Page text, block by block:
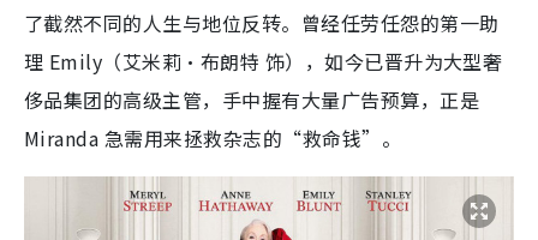
了截然不同的人生与地位反转。曾经任劳任怨的第一助
理 Emily（艾米莉·布朗特 饰），如今已晋升为大型奢
侈品集团的高级主管，手中握有大量广告预算，正是
Miranda 急需用来拯救杂志的“救命钱”。